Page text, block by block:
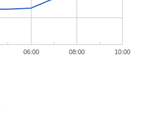
06:00 08:00 10:00